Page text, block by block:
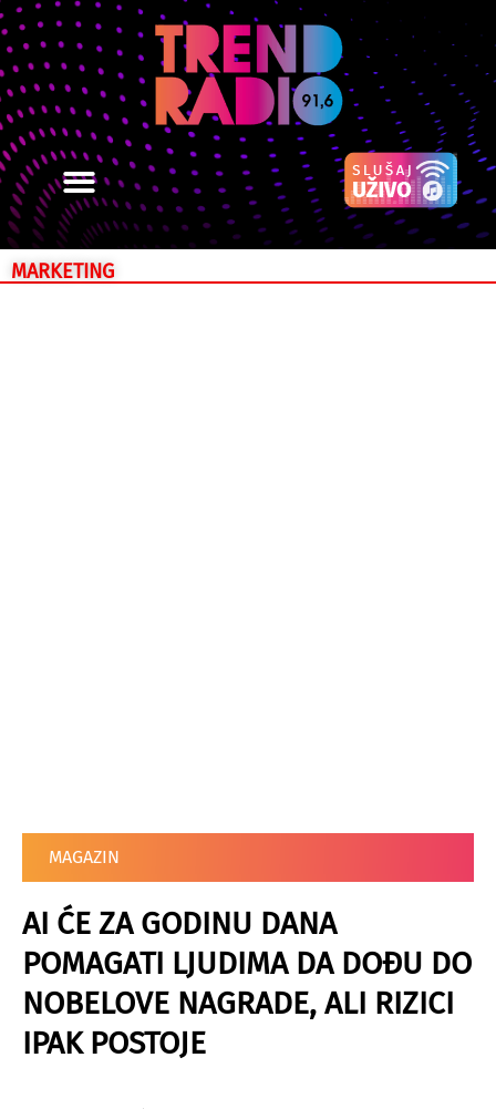
MARKETING
MAGAZIN
AI ĆE ZA GODINU DANA
POMAGATI LJUDIMA DA DOĐU DO
NOBELOVE NAGRADE, ALI RIZICI
IPAK POSTOJE